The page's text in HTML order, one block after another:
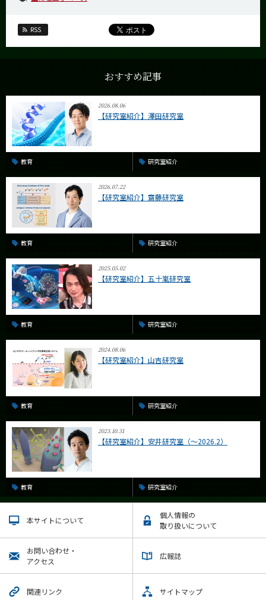
RSS
おすすめ記事
2026.08.06
【研究室紹介】澤田研究室
教育 研究室紹介
2026.07.22
【研究室紹介】齋藤研究室
教育 研究室紹介
2025.05.02
【研究室紹介】五十嵐研究室
教育 研究室紹介
2024.08.06
【研究室紹介】山吉研究室
教育 研究室紹介
2023.10.31
【研究室紹介】安井研究室（～2026.2）
教育 研究室紹介
本サイトについて
個人情報の
取り扱いについて
お問い合わせ・
アクセス
広報誌
関連リンク サイトマップ